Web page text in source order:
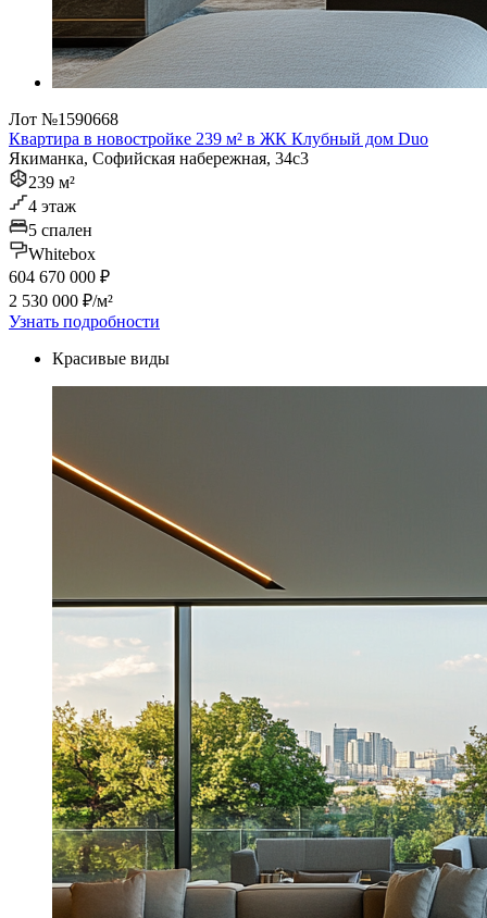
Лот №1590668
Квартира в новостройке 239 м² в ЖК Клубный дом Duo
Якиманка, Софийская набережная, 34с3
239 м²
4 этаж
5 спален
Whitebox
604 670 000 ₽
2 530 000 ₽/м²
Узнать подробности
Красивые виды